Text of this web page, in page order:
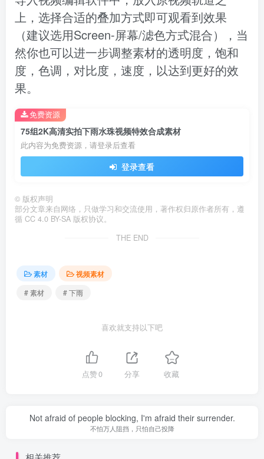
上，选择合适的叠加方式即可观看到效果
（建议选用Screen-屏幕/滤色方式混合），当
然你也可以进一步调整素材的透明度，饱和
度，色调，对比度，速度，以达到更好的效
果。
75组2K高清实拍下雨水珠视频特效合成素材
此内容为免费资源，请登录后查看
登录查看
免费资源
© 版权声明
部分文章来自网络，只做学习和交流使用，著作权归原作者所有，遵
循 CC 4.0 BY-SA 版权协议。
THE END
素材
视频素材
# 素材
# 下雨
喜欢就支持以下吧
点赞0 分享 收藏
Not afraid of people blocking, I'm afraid their surrender.
不怕万人阻挡，只怕自己投降